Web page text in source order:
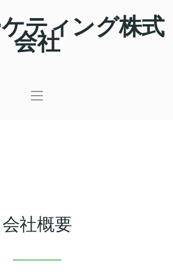
ティング株式
会社
会社概要